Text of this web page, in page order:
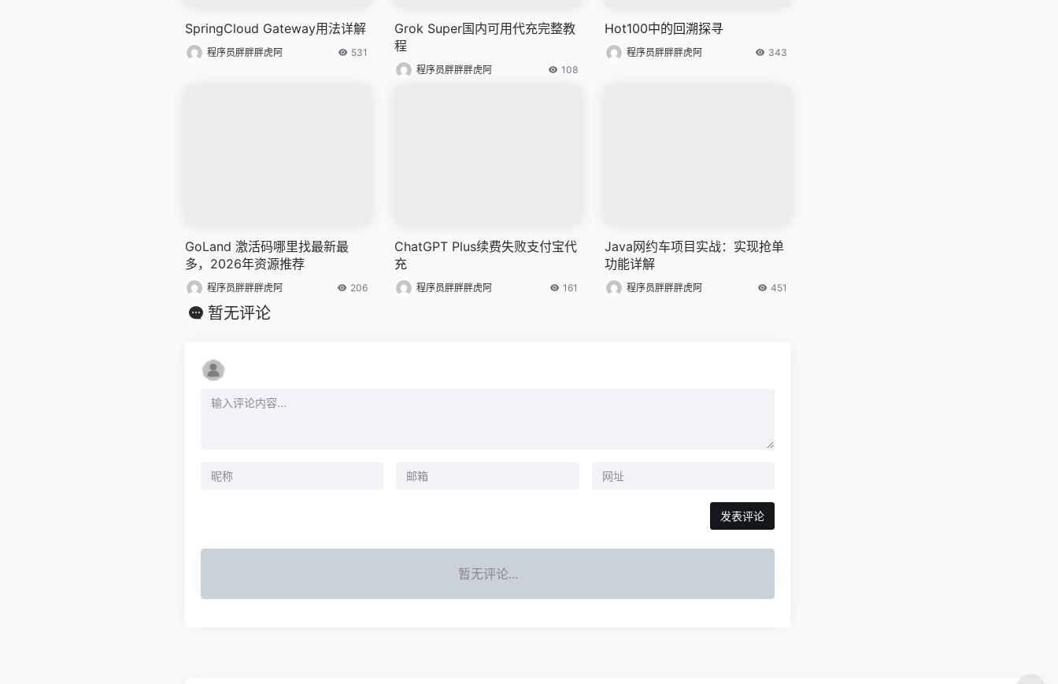
SpringCloud Gateway用法详解
程序员胖胖胖虎阿 531
Grok Super国内可用代充完整教
程
程序员胖胖胖虎阿 108
Hot100中的回溯探寻
程序员胖胖胖虎阿 343
GoLand 激活码哪里找最新最
多，2026年资源推荐
程序员胖胖胖虎阿 206
ChatGPT Plus续费失败支付宝代
充
程序员胖胖胖虎阿 161
Java网约车项目实战：实现抢单
功能详解
程序员胖胖胖虎阿 451
暂无评论
暂无评论...